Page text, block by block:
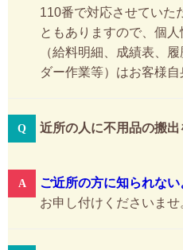
110番で対応させていた
ともありますので、個
（給料明細、成績表、
ダー作業等）はお客様自
近所の人に不用品の搬
ご近所の方に知られない
お申し付けくださいませ